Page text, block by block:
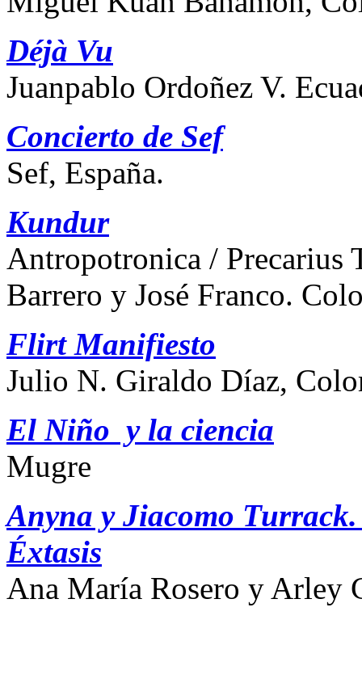
Déjà Vu
Juanpablo Ordoñez V.
Concierto de Sef
Sef, España.
Kundur
Antropotronica / Precarius
Barrero y José Franco.
Flirt Manifiesto
Julio N. Giraldo Díaz,
El Niño y la ciencia
Mugre
Anyna y Jiacomo
Éxtasis
Ana María Rosero y Arley